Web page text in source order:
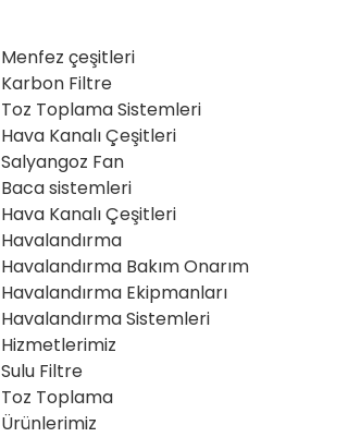
Menfez çeşitleri
Karbon Filtre
Toz Toplama Sistemleri
Hava Kanalı Çeşitleri
Salyangoz Fan
Baca sistemleri
Hava Kanalı Çeşitleri
Havalandırma
Havalandırma Bakım Onarım
Havalandırma Ekipmanları
Havalandırma Sistemleri
Hizmetlerimiz
Sulu Filtre
Toz Toplama
Ürünlerimiz